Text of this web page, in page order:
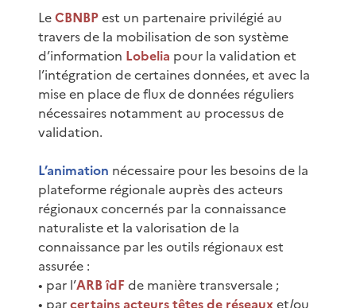
LeCBNBPest un partenaire privilégié au
travers de la mobilisation de son système
d’information Lobelia pour la validation et
l’intégration de certaines données, et avec la
mise en place de flux de données réguliers
nécessaires notamment au processus de
validation.
L’animation nécessaire pour les besoins de la
plateforme régionale auprès des acteurs
régionaux concernés par la connaissance
naturaliste et la valorisation de la
connaissance par les outils régionaux est
assurée :
• par l’ARB îdFde manière transversale ;
• parcertains acteurs têtes de réseauxet/ou